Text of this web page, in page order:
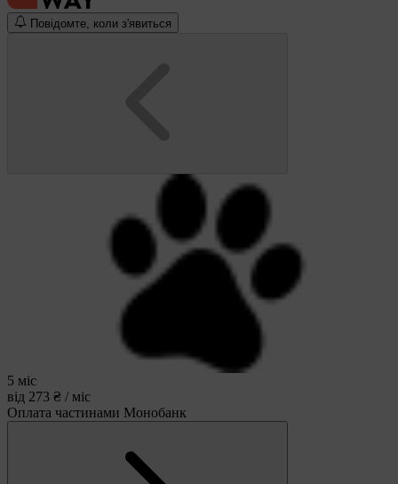
Повідомте, коли з'явиться
5 міс
від 273 ₴ / міс
Оплата частинами Монобанк